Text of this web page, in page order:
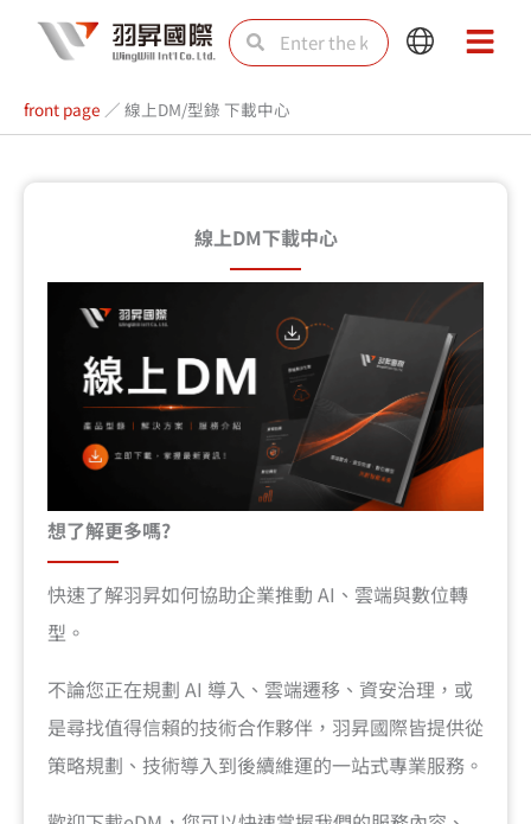
SearchSearch
Main
Main
front page ／ 線上DM/型錄 下載中心
線上DM下載中心
想了解更多嗎?
快速了解羽昇如何協助企業推動 AI、雲端與數位轉
型。
不論您正在規劃 AI 導入、雲端遷移、資安治理，或
是尋找值得信賴的技術合作夥伴，羽昇國際皆提供從
策略規劃、技術導入到後續維運的一站式專業服務。